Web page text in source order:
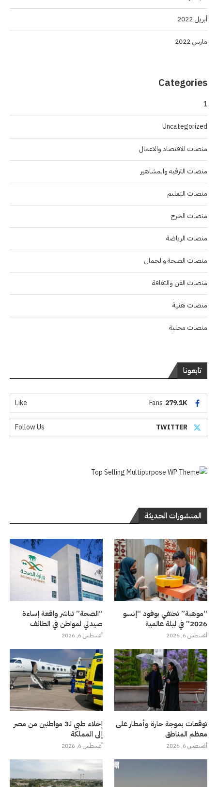
أبريل 2022
مارس 2022
Categories
1
Uncategorized
منصات الاقتصاد والاعمال
منصات الترفيه والمشاهير
منصات التعليم
منصات الخرج
منصات الرياضة
منصات الصحة والجمال
منصات الفن والثقافة
منصات تقنية
منصات محلية
تابعونا
279.1K
Fans
Like
TWITTER
Follow Us
المنشورات الحديثة
“موهبة” تحتفي بوفود “إنسو
2026” في ليلة عالمية
أغسطس 6, 2026
“الصحة” تباشر واقعة إساءة
صيدلي لمواطن في الطائف
أغسطس 6, 2026
توقعات بموجة حارة وأمطار على
معظم المناطق
أغسطس 6, 2026
إخلاء طبي لـ3 مواطنين من مصر
إلى المملكة
أغسطس 6, 2026